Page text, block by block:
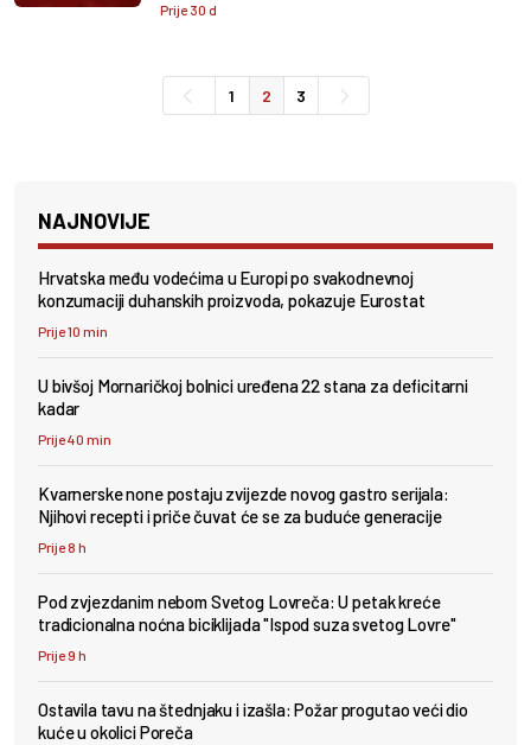
Prije 30 d
1 2 3
NAJNOVIJE
Hrvatska među vodećima u Europi po svakodnevnoj
konzumaciji duhanskih proizvoda, pokazuje Eurostat
Prije 10 min
U bivšoj Mornaričkoj bolnici uređena 22 stana za deficitarni
kadar
Prije 40 min
Kvarnerske none postaju zvijezde novog gastro serijala:
Njihovi recepti i priče čuvat će se za buduće generacije
Prije 8 h
Pod zvjezdanim nebom Svetog Lovreča: U petak kreće
tradicionalna noćna biciklijada "Ispod suza svetog Lovre"
Prije 9 h
Ostavila tavu na štednjaku i izašla: Požar progutao veći dio
kuće u okolici Poreča